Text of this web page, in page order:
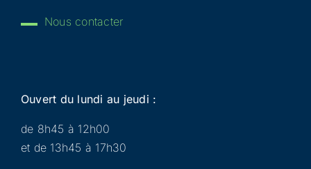
Nous contacter
Ouvert du lundi au jeudi :
de 8h45 à 12h00
et de 13h45 à 17h30